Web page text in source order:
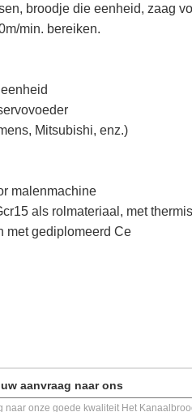
broodje die eenheid, zaag
min. bereiken.
Mitsubishi, enz.)
malenmachine
als rolmateriaal, met
met gediplomeerd Ce
aanvraag naar ons